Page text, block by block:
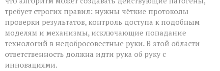
требует строгих правил: нужны чёткие протоколы
проверки результатов, контроль доступа к подобным
моделям и механизмы, исключающие попадание
технологий в недобросовестные руки. В этой области
ответственность должна идти рука об руку с
инновациями.